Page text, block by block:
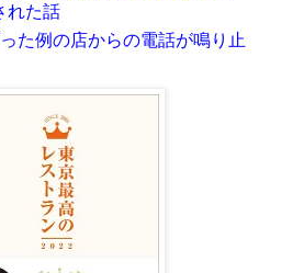
れた話
た例の店からの電話が鳴り止